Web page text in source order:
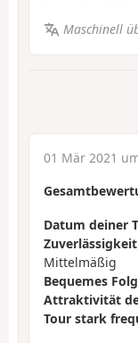
Maschinell
01 Mär 2021
Datum deiner
Mittelmäßig
Bequemes
Attraktivität
Tour stark